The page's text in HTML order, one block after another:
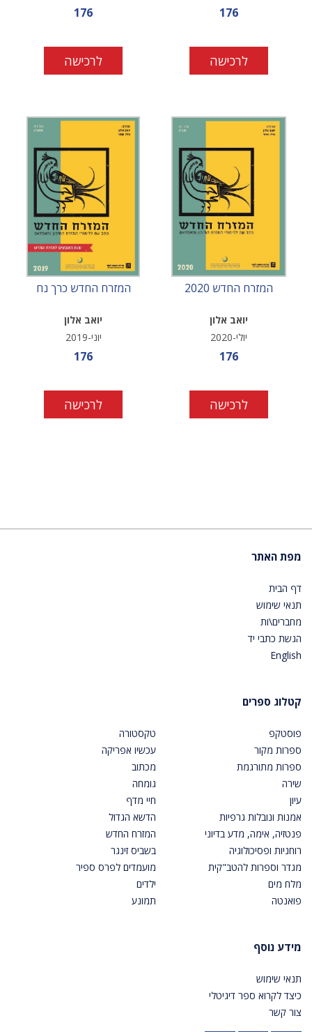
מחיר מבצע
176
לרכישה
מחיר מבצע
176
לרכישה
המזרח החדש 2020
יואב אלון
יולי-2020
מחיר מבצע
176
לרכישה
המזרח החדש כרך נח
יואב אלון
יוני-2019
מחיר מבצע
176
לרכישה
מפת האתר
דף הבית
תנאי שימוש
מחברים\ות
הגשת כתבי יד
English
קטלוג ספרים
פוסטקפ
ספרות מקור
ספרות מתורגמת
שירה
עיון
אמנות ונובלות גרפיות
פנטזיה, אימה, מדע בדיוני
רוחניות ופסיכולוגיה
מגדר וספרות להטב"קית
מלח מים
פואנטה
טקסטורה
עכשיו אפריקה
מכתוב
גומחה
חיי מדף
הדשא הגדול
המזרח החדש
בשביס זינגר
מועמדים לפרס ספיר
ילדים
תמונע
מידע נוסף
תנאי שימוש
כיצד לקרוא ספר דיגיטלי
צור קשר